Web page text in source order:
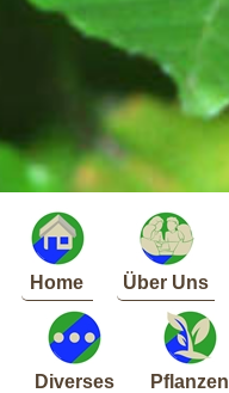
Home Über Uns
Diverses Pflanzen